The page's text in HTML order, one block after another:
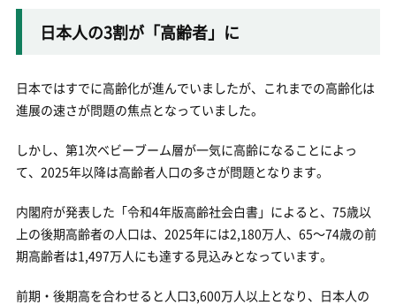
日本人の3割が「高齢者」に
日本ではすでに高齢化が進んでいましたが、これまでの高齢化は
進展の速さが問題の焦点となっていました。
しかし、第1次ベビーブーム層が一気に高齢になることによっ
て、2025年以降は高齢者人口の多さが問題となります。
内閣府が発表した「令和4年版高齢社会白書」によると、75歳以
上の後期高齢者の人口は、2025年には2,180万人、65～74歳の前
期高齢者は1,497万人にも達する見込みとなっています。
前期・後期高を合わせると人口3,600万人以上となり、日本人の